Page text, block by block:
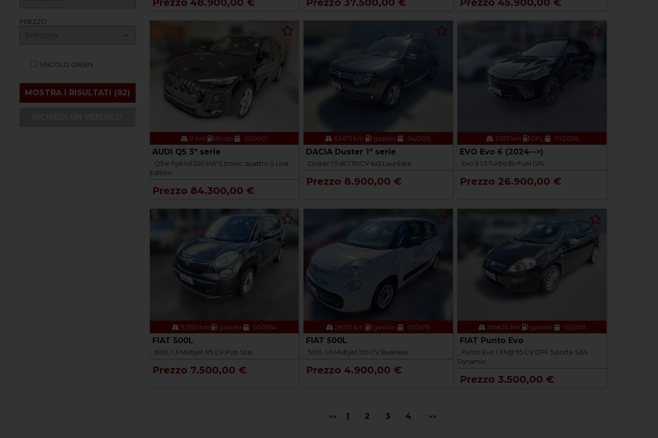
PREZZO
VEICOLO GREEN
0 km ibrida 01/0001
AUDI Q5 3ª serie
Q5 e-hybrid 220 kW S tronic quattro S Line
Edition
Prezzo 84.300,00 €
63475 km gasolio 04/2015
DACIA Duster 1ª serie
Duster 1.5 dCi 110CV 4x2 Lauréate
Prezzo 8.900,00 €
3357 km GPL 01/2026
EVO Evo 6 (2024-->)
Evo 6 1.5 Turbo Bi-Fuel GPL
Prezzo 26.900,00 €
93192 km gasolio 05/2014
FIAT 500L
500L 1.3 Multijet 85 CV Pop Star
Prezzo 7.500,00 €
282111 km gasolio 07/2015
FIAT 500L
500L 1.6 Multijet 105 CV Business
Prezzo 4.900,00 €
156820 km gasolio 02/2011
FIAT Punto Evo
Punto Evo 1.3 Mjt 95 CV DPF 5 porte S&S
Dynamic
Prezzo 3.500,00 €
<< 1 2 3 4 >>